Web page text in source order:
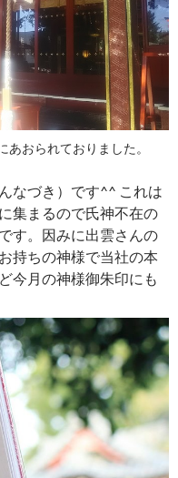
おられておりました。
なづき）です^^ これは
集まるので氏神不在の
す。因みに出雲さんの
持ちの神様で当社の本
今月の神様御朱印にも